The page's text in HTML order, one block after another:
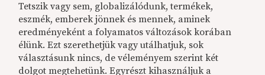
Tetszik vagy sem, globalizálódunk, termékek,
eszmék, emberek jönnek és mennek, aminek
eredményeként a folyamatos változások korában
élünk. Ezt szerethetjük vagy utálhatjuk, sok
választásunk nincs, de véleményem szerint két
dolgot megtehetünk. Egyrészt kihasználjuk a